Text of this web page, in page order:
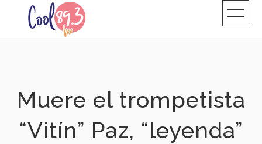
Muere el trompetista
“Vitín” Paz, “leyenda”